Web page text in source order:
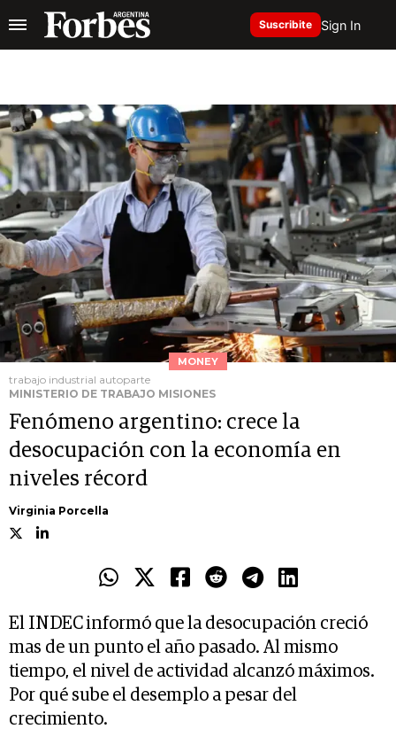
Suscribite Sign In
MONEY
trabajo industrial autoparte
MINISTERIO DE TRABAJO MISIONES
Fenómeno argentino: crece la
desocupación con la economía en
niveles récord
Virginia Porcella
El INDEC informó que la desocupación creció
mas de un punto el año pasado. Al mismo
tiempo, el nivel de actividad alcanzó máximos.
Por qué sube el desemplo a pesar del
crecimiento.